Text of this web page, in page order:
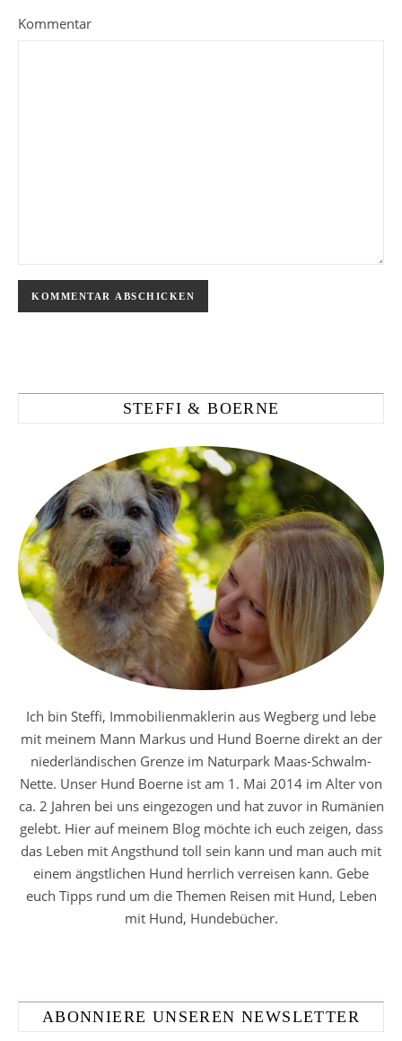
Kommentar
STEFFI & BOERNE
Ich bin Steffi, Immobilienmaklerin aus Wegberg und lebe
mit meinem Mann Markus und Hund Boerne direkt an der
niederländischen Grenze im Naturpark Maas-Schwalm-
Nette. Unser Hund Boerne ist am 1. Mai 2014 im Alter von
ca. 2 Jahren bei uns eingezogen und hat zuvor in Rumänien
gelebt. Hier auf meinem Blog möchte ich euch zeigen, dass
das Leben mit Angsthund toll sein kann und man auch mit
einem ängstlichen Hund herrlich verreisen kann. Gebe
euch Tipps rund um die Themen Reisen mit Hund, Leben
mit Hund, Hundebücher.
ABONNIERE UNSEREN NEWSLETTER